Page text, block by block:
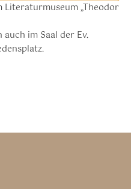
„Theodor
im Saal der Ev.